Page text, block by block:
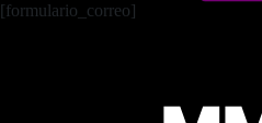
[formulario_correo]